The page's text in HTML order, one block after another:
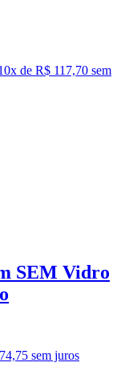
x de R$ 117,70 sem
SEM Vidro
sem juros